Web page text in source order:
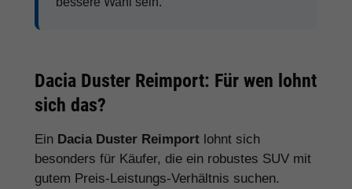
Dacia Duster Reimport: Für wen lohnt
sich das?
Ein Dacia Duster Reimport lohnt sich
besonders für Käufer, die ein robustes SUV mit
gutem Preis-Leistungs-Verhältnis suchen.